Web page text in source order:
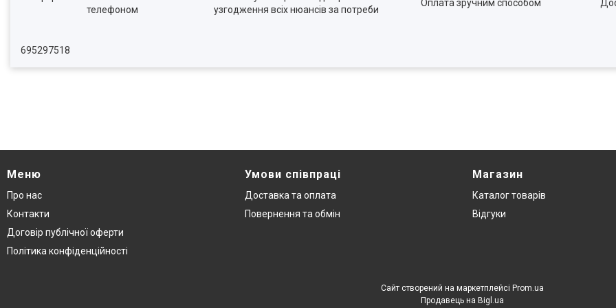
телефоном
узгодження всіх нюансів за потреби
Оплата зручним способом
695297518
Меню
Про нас
Контакти
Договір публічної оферти
Політика конфіденційності
Умови співпраці
Доставка та оплата
Повернення та обмін
Магазин
Каталог товарів
Відгуки
Сайт створений на маркетплейсі Prom.ua
Продавець на Bigl.ua